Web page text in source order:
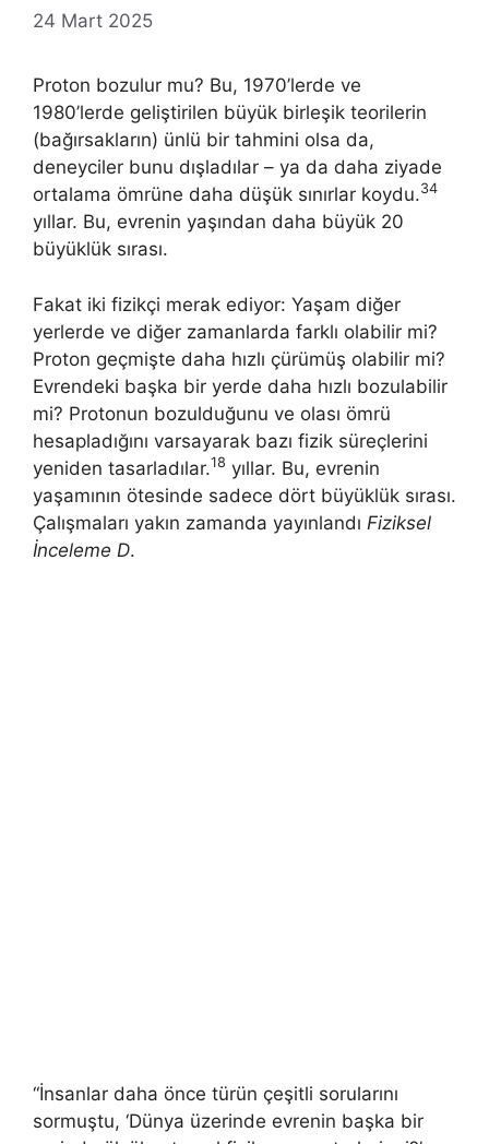
24 Mart 2025
Proton bozulur mu? Bu, 1970’lerde ve
1980’lerde geliştirilen büyük birleşik teorilerin
(bağırsakların) ünlü bir tahmini olsa da,
deneyciler bunu dışladılar – ya da daha ziyade
ortalama ömrüne daha düşük sınırlar koydu.34
yıllar. Bu, evrenin yaşından daha büyük 20
büyüklük sırası.
Fakat iki fizikçi merak ediyor: Yaşam diğer
yerlerde ve diğer zamanlarda farklı olabilir mi?
Proton geçmişte daha hızlı çürümüş olabilir mi?
Evrendeki başka bir yerde daha hızlı bozulabilir
mi? Protonun bozulduğunu ve olası ömrü
hesapladığını varsayarak bazı fizik süreçlerini
yeniden tasarladılar.18 yıllar. Bu, evrenin
yaşamının ötesinde sadece dört büyüklük sırası.
Çalışmaları yakın zamanda yayınlandı Fiziksel
İnceleme D.
“İnsanlar daha önce türün çeşitli sorularını
sormuştu, ‘Dünya üzerinde evrenin başka bir